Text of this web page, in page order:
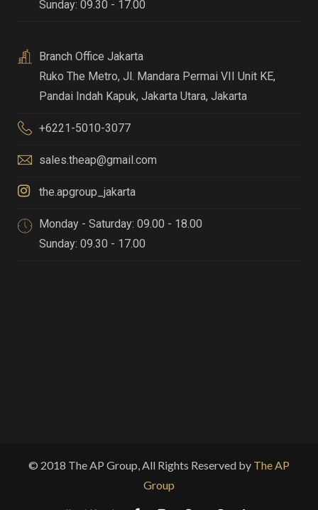
Sunday: 09.30 - 17.00
Branch Office Jakarta
Ruko The Metro, Jl. Mandara Permai VII Unit KE,
Pandai Indah Kapuk, Jakarta Utara, Jakarta
+6221-5010-3077
sales.theap@gmail.com
the.apgroup_jakarta
Monday - Saturday: 09.00 - 18.00
Sunday: 09.30 - 17.00
© 2018 The AP Group, All Rights Reserved by The AP
Group